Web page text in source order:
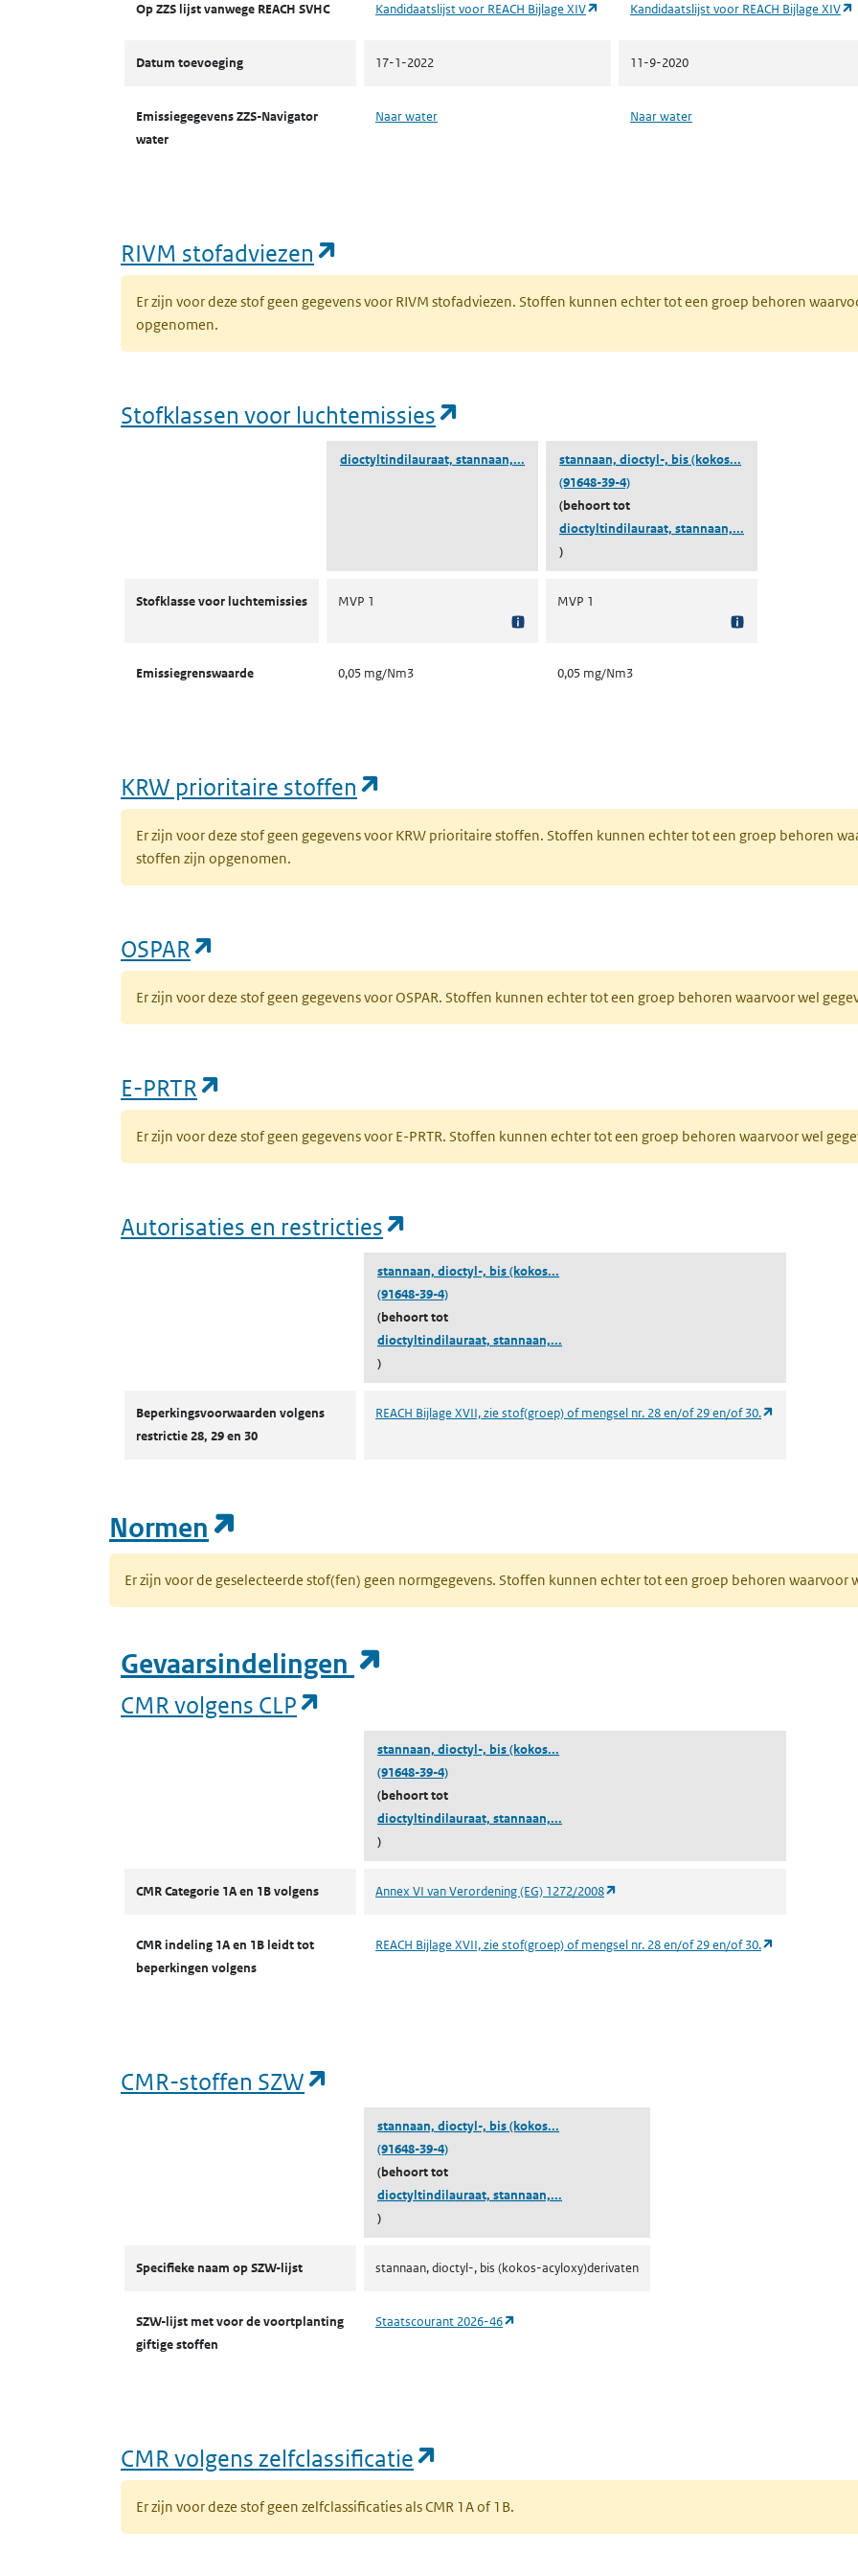
Op ZZS lijst vanwege REACH SVHC Kandidaatslijst voor REACH Bijlage XIV (opent in een nieuw tabblad)
Kandidaatslijst voor REACH Bijlage XIV
Datum toevoeging 17-1-2022 11-9-2020
Emissiegegevens ZZS-Navigator
water
Naar water Naar water
RIVM stofadviezen
Er zijn voor deze stof geen gegevens voor RIVM stofadviezen. Stoffen kunnen echter tot een groep behoren
opgenomen.
Stofklassen voor luchtemissies
dioctyltindilauraat, stannaan,... (dioctyltindilauraat, stannaan, dioctyl-,
stannaan, dioctyl-, bis (kokos...
(91648-39-4)
(behoort tot
dioctyltindilauraat, stannaan,...
)
Stofklasse voor luchtemissies MVP 1 MVP 1
Emissiegrenswaarde 0,05 mg/Nm3 0,05 mg/Nm3
KRW prioritaire stoffen
Er zijn voor deze stof geen gegevens voor KRW prioritaire stoffen. Stoffen kunnen echter tot een groep behoren
stoffen zijn opgenomen.
OSPAR
Er zijn voor deze stof geen gegevens voor OSPAR. Stoffen kunnen echter tot een groep behoren waarvoor wel
E-PRTR
Er zijn voor deze stof geen gegevens voor E-PRTR. Stoffen kunnen echter tot een groep behoren waarvoor wel
Autorisaties en restricties
stannaan, dioctyl-, bis (kokos...
(91648-39-4)
(behoort tot
dioctyltindilauraat, stannaan,...
)
Beperkingsvoorwaarden volgens
restrictie 28, 29 en 30
REACH Bijlage XVII, zie stof(groep) of mengsel nr. 28 en/of 29 en/of 30.
Normen
Er zijn voor de geselecteerde stof(fen) geen normgegevens. Stoffen kunnen echter tot een groep behoren waarvoor
Gevaarsindelingen
CMR volgens CLP
stannaan, dioctyl-, bis (kokos...
(91648-39-4)
(behoort tot
dioctyltindilauraat, stannaan,...
)
CMR Categorie 1A en 1B volgens Annex VI van Verordening (EG) 1272/2008
CMR indeling 1A en 1B leidt tot
beperkingen volgens
REACH Bijlage XVII, zie stof(groep) of mengsel nr. 28 en/of 29 en/of 30.
CMR-stoffen SZW
stannaan, dioctyl-, bis (kokos...
(91648-39-4)
(behoort tot
dioctyltindilauraat, stannaan,...
)
Specifieke naam op SZW-lijst stannaan, dioctyl-, bis (kokos-acyloxy)derivaten
SZW-lijst met voor de voortplanting
giftige stoffen
Staatscourant 2026-46
CMR volgens zelfclassificatie
Er zijn voor deze stof geen zelfclassificaties als CMR 1A of 1B.